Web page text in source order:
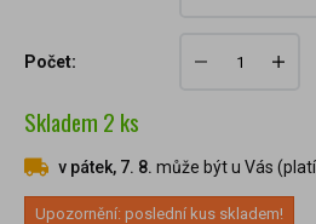
Počet:
Skladem 2 ks
v pátek, 7. 8. může být u Vás
Upozornění: poslední kus skladem!